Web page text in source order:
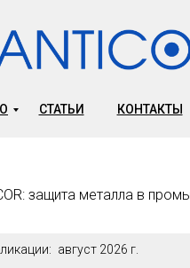
КОНТАКТЫ
СТАТЬИ
защита металла в
август 2026 г.